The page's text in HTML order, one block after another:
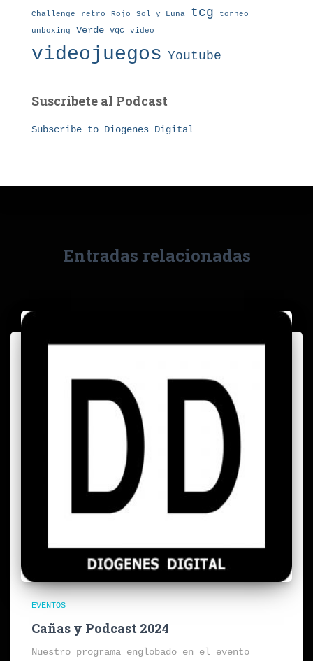
Challenge retro Rojo Sol y Luna tcg torneo
unboxing Verde vgc video
videojuegos Youtube
Suscribete al Podcast
Subscribe to Diogenes Digital
Entradas relacionadas
EVENTOS
Cañas y Podcast 2024
Nuestro programa englobado en el evento